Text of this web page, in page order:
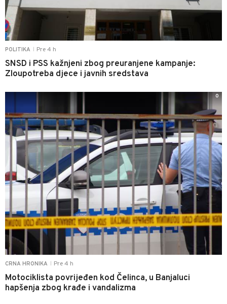
POLITIKA Pre 4 h
SNSD i PSS kažnjeni zbog preuranjene kampanje:
Zloupotreba djece i javnih sredstava
CRNA HRONIKA Pre 4 h
Motociklista povrijeđen kod Čelinca, u Banjaluci
hapšenja zbog krađe i vandalizma
0